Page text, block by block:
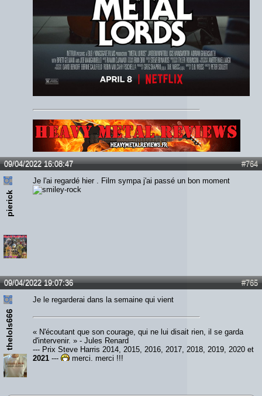
Lien :http://heavymetalreviews.fr/
#764
09/04/2022 16:08:47
pierick
Je l'ai regardé hier . Film sympa j'ai passé un bon moment
#765
09/04/2022 19:07:36
thelols666
Je le regarderai dans la semaine qui vient
« N'écoutant que son courage, qui ne lui disait rien, il se garda
d'intervenir. » - Jules Renard
--- Prix Steve Harris 2014, 2015, 2016, 2017, 2018, 2019, 2020 et
2021 --- merci, merci !!!